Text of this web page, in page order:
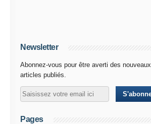
Newsletter
Abonnez-vous pour être averti des nouveaux
articles publiés.
Pages